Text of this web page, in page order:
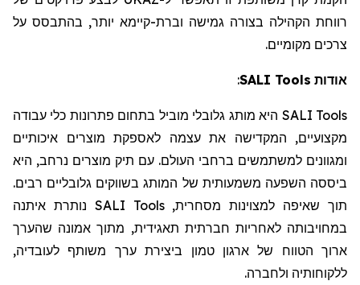
רווחת הקהילה בצורה גמישה וברת-קיימא יותר, בהתבסס על
צרכים מקומיים.
אודות SALI Tools
:
SALI Tools היאמותג גלובלי מוביל בתחום פתרונות כלי עבודה
מקצועיים, המקדישה את עצמה לאספקת מוצרים איכותיים
ומגוונים למשתמשים ברחבי העולם. עם תיק מוצרים נרחב, היא
ביססה השפעה משמעותית של המותג בשווקים גלובליים רבים.
תוך שאיפה למצוינות מסחרית,SALI Tools נותרת איתנה
במחויבותה לאחריות חברתית תאגידית, מתוך אמונה שהערך
ארוך הטווח של ארגון טמון ביצירת ערך משותף לעובדיה,
ללקוחותיה ולחברה.